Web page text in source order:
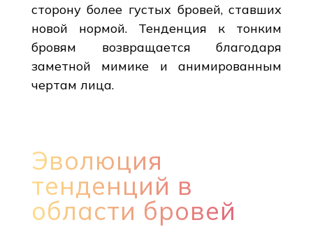
сторону более густых бровей, ставших
новой нормой. Тенденция к тонким
бровям возвращается благодаря
заметной мимике и анимированным
чертам лица.
Эволюция
тенденций в
области бровей